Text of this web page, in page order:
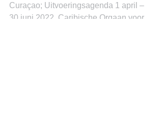
Curaçao; Uitvoeringsagenda 1 april –
30 juni 2022. Caribische Orgaan voor